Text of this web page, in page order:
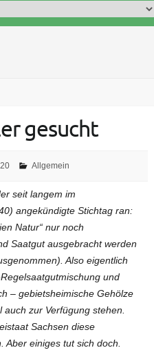
gesucht
Allgemein
seit langem im
angekündigte Stichtag ran:
Natur“ nur noch
Saatgut ausgebracht werden
Also eigentlich
und
– gebietsheimische Gehölze
zur Verfügung stehen.
Sachsen diese
einiges tut sich doch.